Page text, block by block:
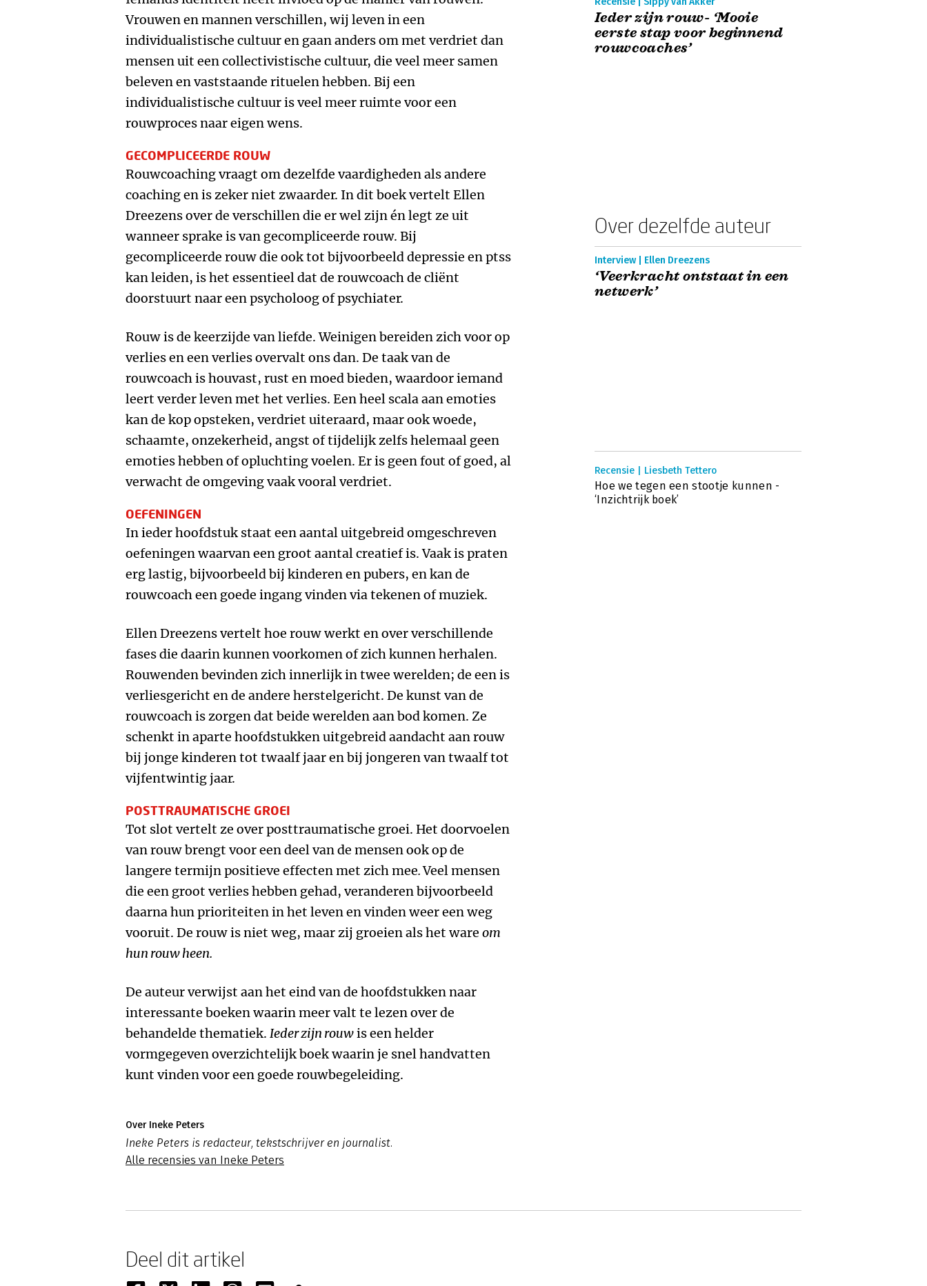
Vrouwen en mannen verschillen, wij leven in een
individualistische cultuur en gaan anders om met verdriet dan
mensen uit een collectivistische cultuur, die veel meer samen
beleven en vaststaande rituelen hebben. Bij een
individualistische cultuur is veel meer ruimte voor een
rouwproces naar eigen wens.
GECOMPLICEERDE ROUW
Rouwcoaching vraagt om dezelfde vaardigheden als andere
coaching en is zeker niet zwaarder. In dit boek vertelt Ellen
Dreezens over de verschillen die er wel zijn én legt ze uit
wanneer sprake is van gecompliceerde rouw. Bij
gecompliceerde rouw die ook tot bijvoorbeeld depressie en ptss
kan leiden, is het essentieel dat de rouwcoach de cliënt
doorstuurt naar een psycholoog of psychiater.
Rouw is de keerzijde van liefde. Weinigen bereiden zich voor op
verlies en een verlies overvalt ons dan. De taak van de
rouwcoach is houvast, rust en moed bieden, waardoor iemand
leert verder leven met het verlies. Een heel scala aan emoties
kan de kop opsteken, verdriet uiteraard, maar ook woede,
schaamte, onzekerheid, angst of tijdelijk zelfs helemaal geen
emoties hebben of opluchting voelen. Er is geen fout of goed, al
verwacht de omgeving vaak vooral verdriet.
OEFENINGEN
In ieder hoofdstuk staat een aantal uitgebreid omgeschreven
oefeningen waarvan een groot aantal creatief is. Vaak is praten
erg lastig, bijvoorbeeld bij kinderen en pubers, en kan de
rouwcoach een goede ingang vinden via tekenen of muziek.
Ellen Dreezens vertelt hoe rouw werkt en over verschillende
fases die daarin kunnen voorkomen of zich kunnen herhalen.
Rouwenden bevinden zich innerlijk in twee werelden; de een is
verliesgericht en de andere herstelgericht. De kunst van de
rouwcoach is zorgen dat beide werelden aan bod komen. Ze
schenkt in aparte hoofdstukken uitgebreid aandacht aan rouw
bij jonge kinderen tot twaalf jaar en bij jongeren van twaalf tot
vijfentwintig jaar.
POSTTRAUMATISCHE GROEI
Tot slot vertelt ze over posttraumatische groei. Het doorvoelen
van rouw brengt voor een deel van de mensen ook op de
langere termijn positieve effecten met zich mee.Veel mensen
die een groot verlies hebben gehad, veranderen bijvoorbeeld
daarna hun prioriteiten in het leven en vinden weer een weg
vooruit. De rouw is niet weg, maar zij groeien als het ware om
hun rouw heen.
De auteur verwijst aan het eind van de hoofdstukken naar
interessante boeken waarin meer valt te lezen over de
behandelde thematiek. Ieder zijn rouwis een helder
vormgegeven overzichtelijk boek waarin je snel handvatten
kunt vinden voor een goede rouwbegeleiding.
Over Ineke Peters
Ineke Peters is redacteur, tekstschrijver en journalist.
Alle recensies van Ineke Peters
Ieder zijn rouw- ‘Mooie
eerste stap voor beginnend
rouwcoaches’
Over dezelfde auteur
Interview | Ellen Dreezens
‘Veerkracht ontstaat in een
netwerk’
Recensie | Liesbeth Tettero
Hoe we tegen een stootje kunnen -
‘Inzichtrijk boek’
Deel dit artikel